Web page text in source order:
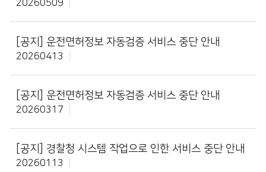
20260509
[공지] 운전면허정보 자동검증 서비스 중단 안내
20260413
[공지] 운전면허정보 자동검증 서비스 중단 안내
20260317
[공지] 경찰청 시스템 작업으로 인한 서비스 중단 안내
20260113